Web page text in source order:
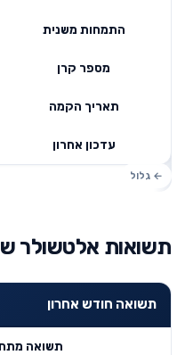
התמחות משנית
מספר קרן
תאריך הקמה
עדכון אחרון
תשואות אלטשולר
תשואה חודש אחרון
תשואה